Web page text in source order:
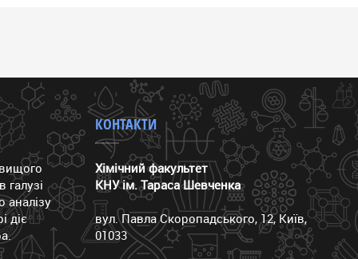
галузі
аналізу
діє
КОНТАКТИ
Хімічний факультет
КНУ ім. Тараса Шевченка
вул. Павла Скоропадського, 12, Київ,
01033